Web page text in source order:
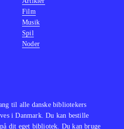
til alle danske bibliotekers
i Danmark. Du kan bestille
dit eget bibliotek. Du kan bruge
Film
Musik
Spil
Noder